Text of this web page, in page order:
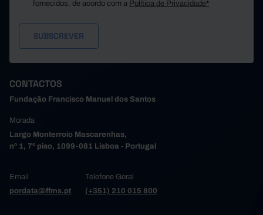
fornecidos, de acordo com a Política de Privacidade*
CONTACTOS
Fundação Francisco Manuel dos Santos
Morada
Largo Monterroio Mascarenhas,
nº 1, 7º piso, 1099-081 Lisboa - Portugal
Email
pordata@ffms.pt
Telefone Geral
(+351) 210 015 800